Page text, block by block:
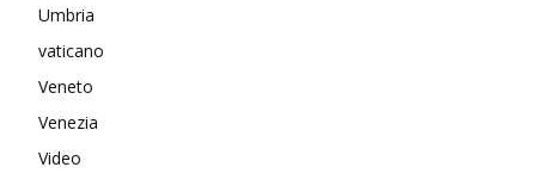
Umbria
vaticano
Veneto
Venezia
Video